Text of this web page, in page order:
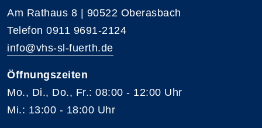
Am Rathaus 8 | 90522 Oberasbach
Telefon 0911 9691-2124
info@vhs-sl-fuerth.de
Öffnungszeiten
Mo., Di., Do., Fr.: 08:00 - 12:00 Uhr
Mi.: 13:00 - 18:00 Uhr